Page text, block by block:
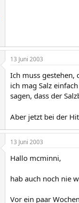
13 Juni 2003
Ich muss gestehen,
ich mag Salz
sagen, dass der
Aber jetzt bei der
13 Juni 2003
Hallo mcminni,
hab auch noch nie
Vor ein paar